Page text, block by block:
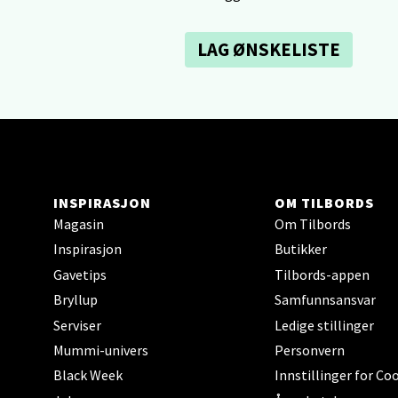
LAG ØNSKELISTE
INSPIRASJON
Magasin
Inspirasjon
Gavetips
Bryllup
Serviser
Mummi-univers
Black Week
OM TILBORDS
Om Tilbords
Butikker
Tilbords-appen
Samfunnsansvar
Ledige stillinger
Personvern
Innstillinger for
Ski
Ski
0 i